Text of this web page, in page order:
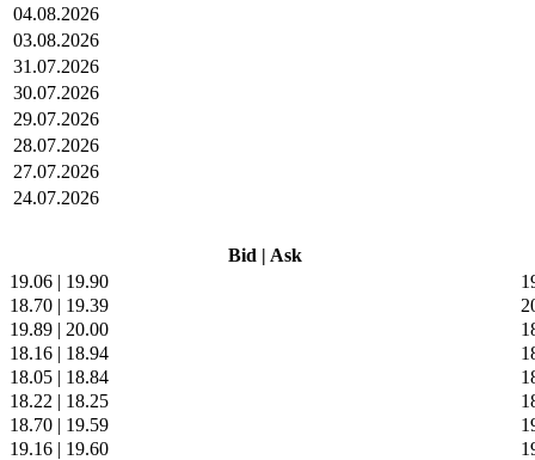
04.08.2026
03.08.2026
31.07.2026
30.07.2026
29.07.2026
28.07.2026
27.07.2026
24.07.2026
Bid | Ask
19.06 | 19.90
18.70 | 19.39
19.89 | 20.00
18.16 | 18.94
18.05 | 18.84
18.22 | 18.25
18.70 | 19.59
19.16 | 19.60